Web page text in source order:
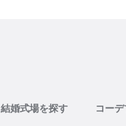
結婚式場を探す コー